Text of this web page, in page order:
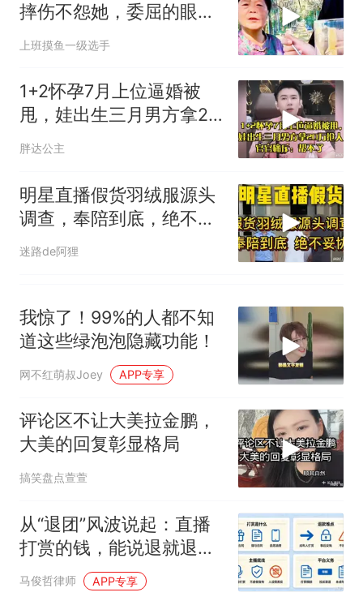
摔伤不怨她，委屈的眼泪
掉下来
上班摸鱼一级选手
1+2怀孕7月上位逼婚被
甩，娃出生三月男方拿20
万抢人，官官痛斥
胖达公主
明星直播假货羽绒服源头
调查，奉陪到底，绝不妥
协！
迷路de阿狸
我惊了！99%的人都不知
道这些绿泡泡隐藏功能！
网不红萌叔Joey APP专享
评论区不让大美拉金鹏，
大美的回复彰显格局
搞笑盘点萱萱
从“退团”风波说起：直播
打赏的钱，能说退就退
吗？
马俊哲律师 APP专享